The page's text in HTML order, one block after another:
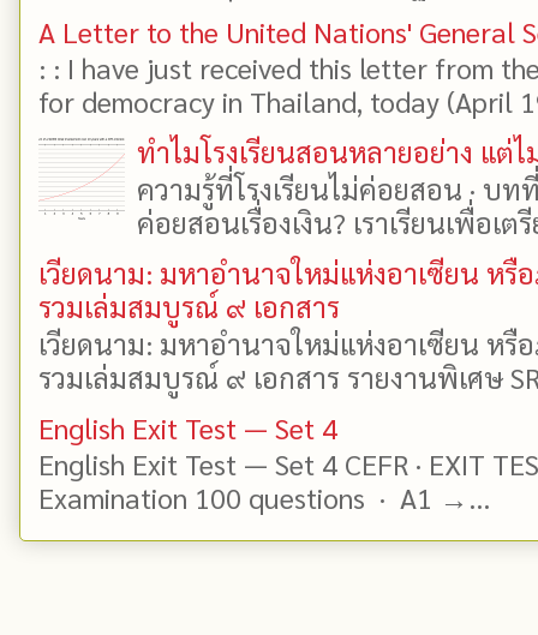
A Letter to the United Nations' General
: : I have just received this letter from
for democracy in Thailand, today (April
ทำไมโรงเรียนสอนหลายอย่าง แต่ไ
ความรู้ที่โรงเรียนไม่ค่อยสอน · บ
ค่อยสอนเรื่องเงิน? เราเรียนเพื่อเต
เวียดนาม: มหาอำนาจใหม่แห่งอาเซียน ห
รวมเล่มสมบูรณ์ ๙ เอกสาร
เวียดนาม: มหาอำนาจใหม่แห่งอาเซียน ห
รวมเล่มสมบูรณ์ ๙ เอกสาร รายงานพิเศษ
English Exit Test — Set 4
English Exit Test — Set 4 CEFR · EXIT
Examination 100 questions · A1 →...